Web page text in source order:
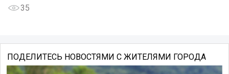
35
ПОДЕЛИТЕСЬ НОВОСТЯМИ С ЖИТЕЛЯМИ ГОРОДА